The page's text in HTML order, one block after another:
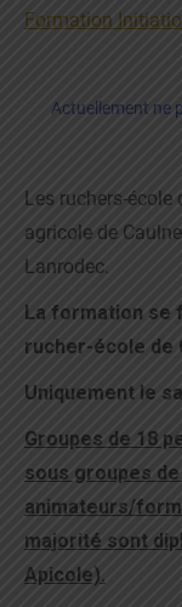
Formation
Actuellement ne
Les ruchers-
agricole de
Lanrodec.
La formation se
rucher-école de
Uniquement le
Groupes de 18
sous groupes
animateurs/
majorité sont
Apicole).